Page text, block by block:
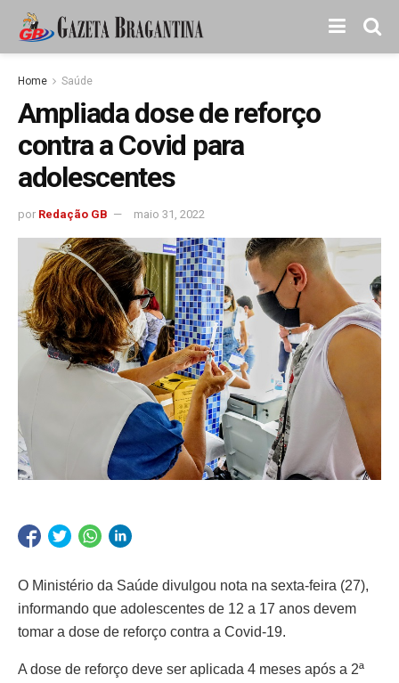
Home Saúde
Ampliada dose de reforço
contra a Covid para
adolescentes
por Redação GB maio 31, 2022
O Ministério da Saúde divulgou nota na sexta-feira (27),
informando que adolescentes de 12 a 17 anos devem
tomar a dose de reforço contra a Covid-19.
A dose de reforço deve ser aplicada 4 meses após a 2ª